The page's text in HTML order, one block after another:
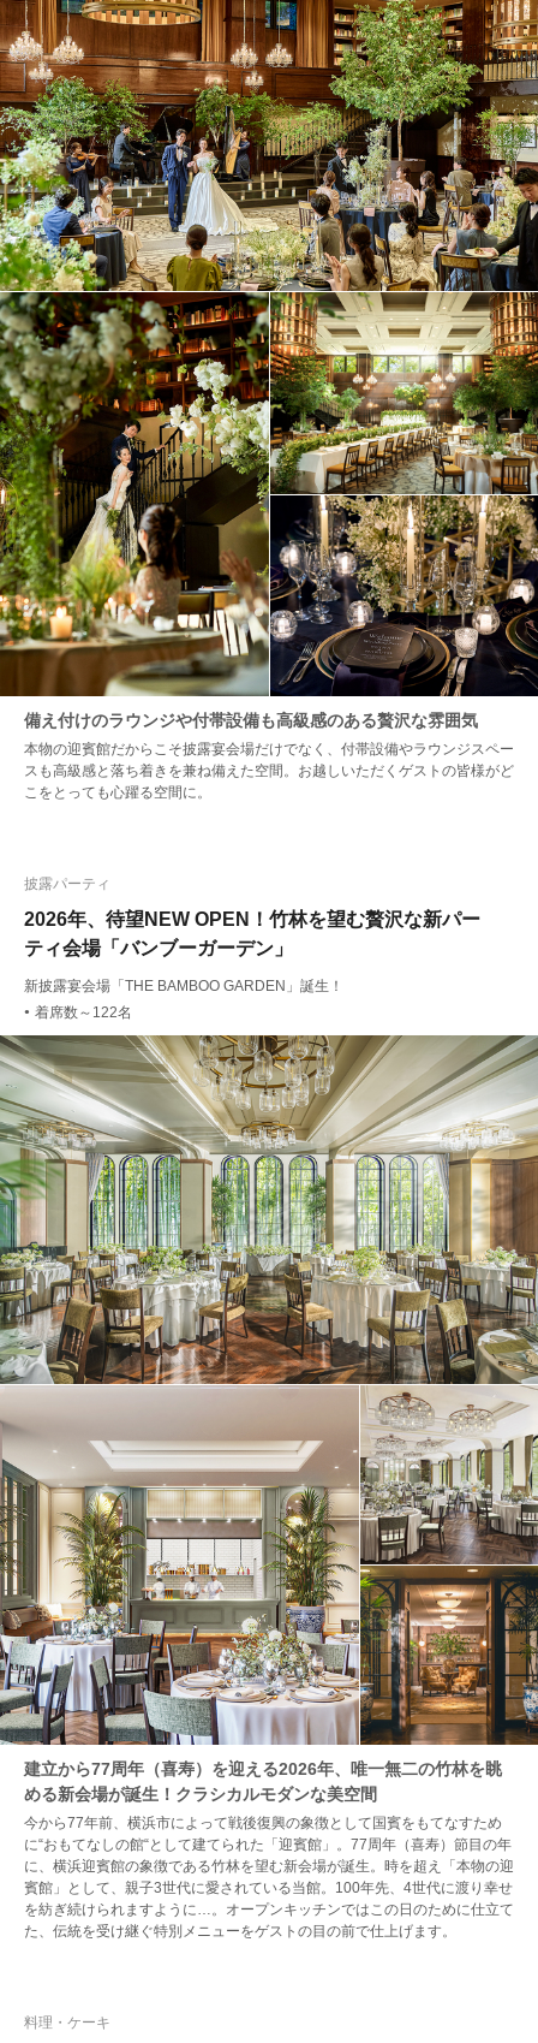
備え付けのラウンジや付帯設備も高級感のある贅沢な雰囲気
本物の迎賓館だからこそ披露宴会場だけでなく、付帯設備やラウンジスペー
スも高級感と落ち着きを兼ね備えた空間。お越しいただくゲストの皆様がど
こをとっても心躍る空間に。
2026年、待望NEW OPEN！竹林を望む贅沢な新パー
ティ会場「バンブーガーデン」
披露パーティ
新披露宴会場「THE BAMBOO GARDEN」誕生！
● 着席数～122名
建立から77周年（喜寿）を迎える2026年、唯一無二の竹林を眺
める新会場が誕生！クラシカルモダンな美空間
今から77年前、横浜市によって戦後復興の象徴として国賓をもてなすため
に“おもてなしの館“として建てられた「迎賓館」。77周年（喜寿）節目の年
に、横浜迎賓館の象徴である竹林を望む新会場が誕生。時を超え「本物の迎
賓館」として、親子3世代に愛されている当館。100年先、4世代に渡り幸せ
を紡ぎ続けられますように…。オープンキッチンではこの日のために仕立て
た、伝統を受け継ぐ特別メニューをゲストの目の前で仕上げます。
料理・ケーキ